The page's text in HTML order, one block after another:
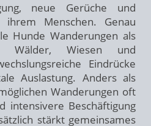
neue Gerüche und
Menschen. Genau
Hunde Wanderungen als
Wälder, Wiesen und
Eindrücke
Auslastung. Anders als
Wanderungen oft
intensivere Beschäftigung
stärkt gemeinsames